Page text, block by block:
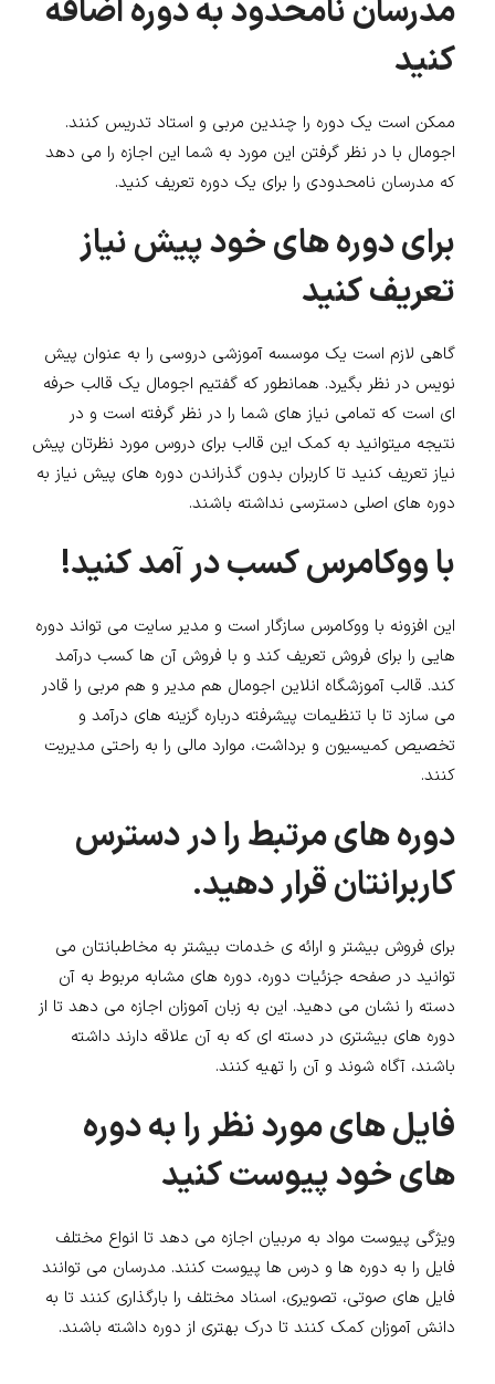
مدرسان نامحدود به دوره اضافه
کنید
ممکن است یک دوره را چندین مربی و استاد تدریس کنند.
اجومال با در نظر گرفتن این مورد به شما این اجازه را می دهد
که مدرسان نامحدودی را برای یک دوره تعریف کنید.
برای دوره های خود پیش نیاز
تعریف کنید
گاهی لازم است یک موسسه آموزشی دروسی را به عنوان پیش
نویس در نظر بگیرد. همانطور که گفتیم اجومال یک قالب حرفه
ای است که تمامی نیاز های شما را در نظر گرفته است و در
نتیجه میتوانید به کمک این قالب برای دروس مورد نظرتان پیش
نیاز تعریف کنید تا کاربران بدون گذراندن دوره های پیش نیاز به
دوره های اصلی دسترسی نداشته باشند.
با ووکامرس کسب در آمد کنید!
این افزونه با ووکامرس سازگار است و مدیر سایت می تواند دوره
هایی را برای فروش تعریف کند و با فروش آن ها کسب درآمد
کند. قالب آموزشگاه انلاین اجومال هم مدیر و هم مربی را قادر
می سازد تا با تنظیمات پیشرفته درباره گزینه های درآمد و
تخصیص کمیسیون و برداشت، موارد مالی را به راحتی مدیریت
کنند.
دوره های مرتبط را در دسترس
کاربرانتان قرار دهید.
برای فروش بیشتر و ارائه ی خدمات بیشتر به مخاطبانتان می
توانید در صفحه جزئیات دوره، دوره های مشابه مربوط به آن
دسته را نشان می دهید. این به زبان آموزان اجازه می دهد تا از
دوره های بیشتری در دسته ای که به آن علاقه دارند داشته
باشند، آگاه شوند و آن را تهیه کنند.
فایل های مورد نظر را به دوره
های خود پیوست کنید
ویژگی پیوست مواد به مربیان اجازه می دهد تا انواع مختلف
فایل را به دوره ها و درس ها پیوست کنند. مدرسان می توانند
فایل های صوتی، تصویری، اسناد مختلف را بارگذاری کنند تا به
دانش آموزان کمک کنند تا درک بهتری از دوره داشته باشند.